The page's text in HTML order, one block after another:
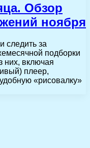
Обзор
ноября
следить за
подборки
них, включая
плеер,
«рисовалку»